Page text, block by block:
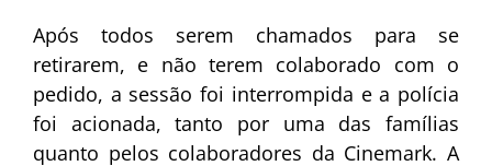
Após todos serem chamados para se
retirarem, e não terem colaborado com o
pedido, a sessão foi interrompida e a polícia
foi acionada, tanto por uma das famílias
quanto pelos colaboradores da Cinemark. A